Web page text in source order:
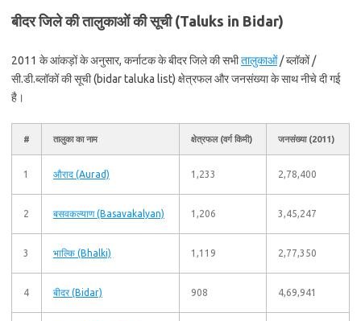
बीदर जिले की तालुकाओं की सूची (Taluks in Bidar)
2011 के आंकड़ों के अनुसार, कर्नाटक के बीदर जिले की सभीतालुकाओं/ ब्लॉकों /
सी.डी.ब्लॉकों की सूची (bidar taluka list) क्षेत्रफल और जनसंख्या के साथ नीचे दी गई
है।
# तालुका का नाम क्षेत्रफल (वर्ग किमी) जनसंख्या (2011)
1 औराद (Aurad) 1,233 2,78,400
2 बसवकल्याण (Basavakalyan) 1,206 3,45,247
3 भाल्कि (Bhalki) 1,119 2,77,350
4 बीदर (Bidar) 908 4,69,941